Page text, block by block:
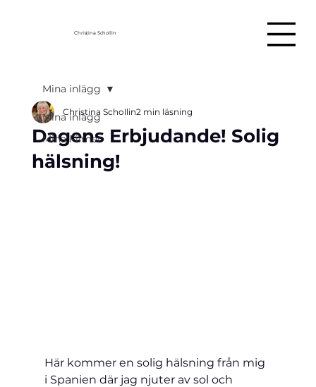
Christina Schollin
Mina inlägg
Mina Filmer
Mina inlägg
Dagens Erbjudande! Solig
hälsning!
Christina Schollin2 min läsning
Här kommer en solig hälsning från mig
i Spanien där jag njuter av sol och